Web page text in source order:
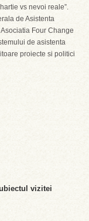
vs nevoi reale”.
de Asistenta
Four Change
de asistenta
proiecte si politici
vizitei